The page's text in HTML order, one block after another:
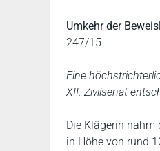
Umkehr der
247/15
Eine
XII. Zivilsenat
Die Klägerin nahm
in Höhe von rund